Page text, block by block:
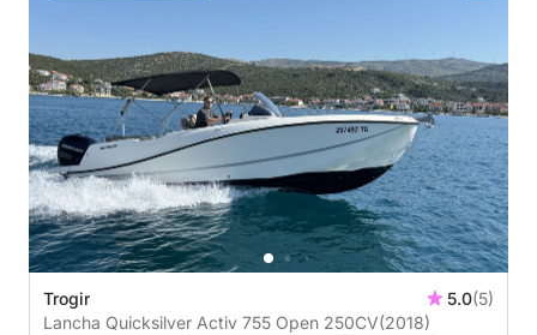
Trogir 5.0(5)
Lancha Quicksilver Activ 755 Open 250CV(2018)